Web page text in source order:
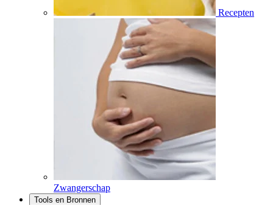
Recepten
Zwangerschap
Tools en Bronnen